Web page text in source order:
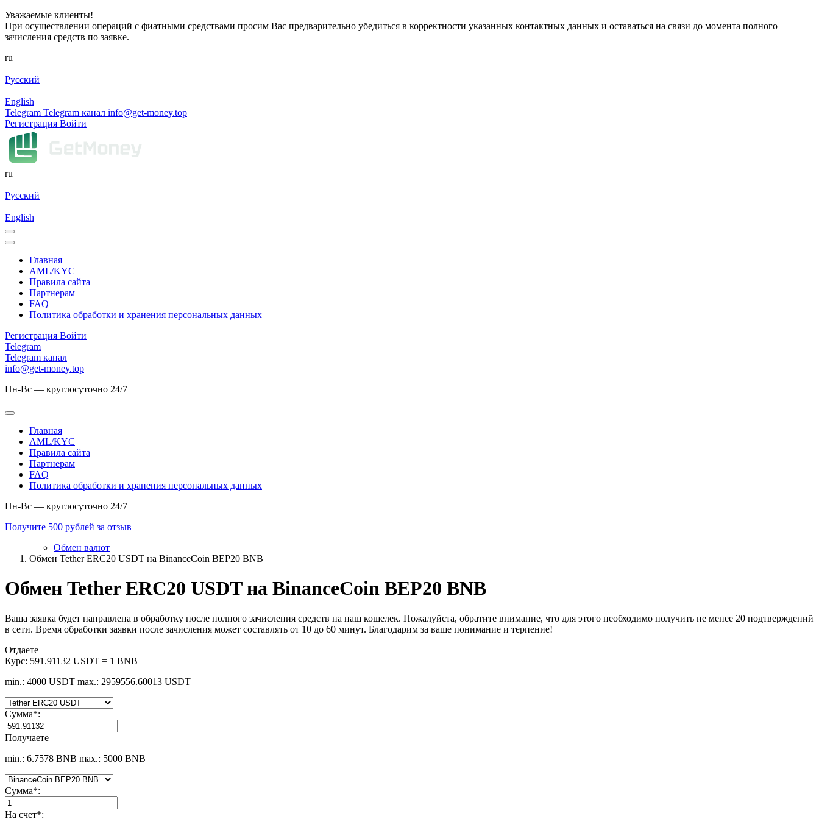
Уважаемые клиенты!
При осуществлении операций с фиатными средствами просим Вас предварительно убедиться в корректности указанных контактных данных и оставаться на связи до момента полного
зачисления средств по заявке.
ru
Русский
English
Telegram Telegram канал info@get-money.top
Регистрация Войти
ru
Русский
English
Главная
AML/KYC
Правила сайта
Партнерам
FAQ
Политика обработки и хранения персональных данных
Регистрация Войти
Telegram
Telegram канал
info@get-money.top
Пн-Вс — круглосуточно 24/7
Главная
AML/KYC
Правила сайта
Партнерам
FAQ
Политика обработки и хранения персональных данных
Пн-Вс — круглосуточно 24/7
Получите 500 рублей за отзыв
Обмен валют
Обмен Tether ERC20 USDT на BinanceCoin BEP20 BNB
Обмен Tether ERC20 USDT на BinanceCoin BEP20 BNB
Ваша заявка будет направлена в обработку после полного зачисления средств на наш кошелек. Пожалуйста, обратите внимание, что для этого необходимо получить не менее 20 подтверждений
в сети. Время обработки заявки после зачисления может составлять от 10 до 60 минут. Благодарим за ваше понимание и терпение!
Отдаете
Курс: 591.91132 USDT = 1 BNB
min.: 4000 USDT max.: 2959556.60013 USDT
Сумма*:
Получаете
min.: 6.7578 BNB max.: 5000 BNB
Сумма*:
На счет*: